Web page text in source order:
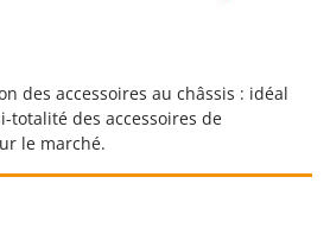
des accessoires au châssis : idéal
totalité des accessoires de
le marché.